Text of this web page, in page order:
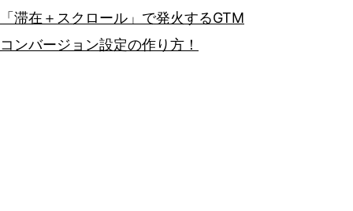
「滞在＋スクロール」で発火するGTM
コンバージョン設定の作り方！